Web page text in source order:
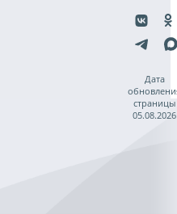
Дата
страницы
05.08.2026